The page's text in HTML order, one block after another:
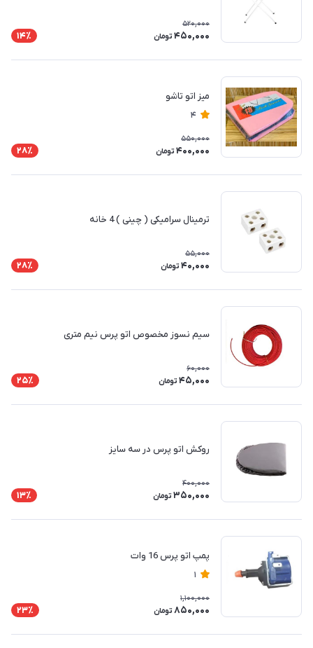
520,000
450,000 تومان 14٪
میز اتو تاشو
4
550,000
400,000 تومان 28٪
ترمینال سرامیکی ( چینی ) 4 خانه
55,000
40,000 تومان 28٪
سیم نسوز مخصوص اتو پرس نیم متری
60,000
45,000 تومان 25٪
روکش اتو پرس در سه سایز
400,000
350,000 تومان 13٪
پمپ اتو پرس 16 وات
1
1,100,000
850,000 تومان 23٪